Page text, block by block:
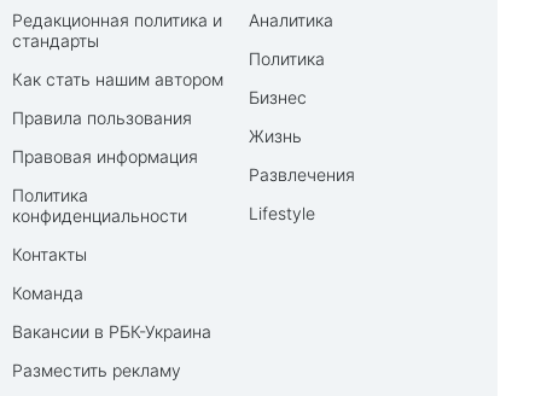
Редакционная политика и
стандарты
Как стать нашим автором
Правила пользования
Правовая информация
Политика
конфиденциальности
Контакты
Команда
Вакансии в РБК-Украина
Разместить рекламу
Аналитика
Политика
Бизнес
Жизнь
Развлечения
Lifestyle